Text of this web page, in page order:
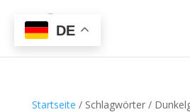
Startseite / Schlagwörter /
DE